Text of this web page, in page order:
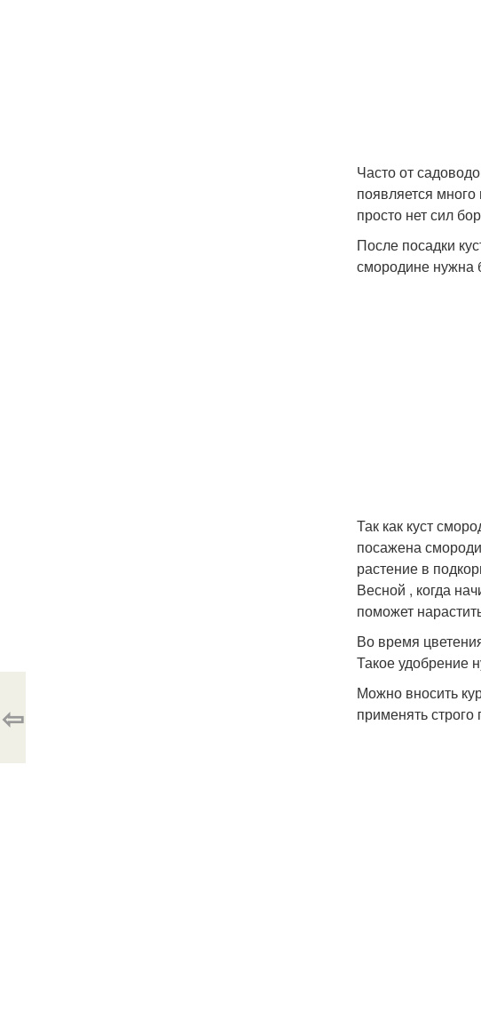
Часто от
появляется
просто нет сил
После посадки
смородине нужна
Так как куст
посажена
растение в
Весной , когда
поможет
Во время
Такое удобрение
Можно вносить
применять строго
⇦